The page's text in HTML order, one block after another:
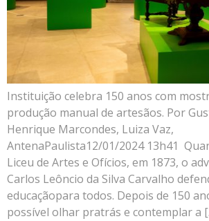
Instituição celebra 150 anos com
produção manual de artesãos. Por
Henrique Marcondes, Luiza Vaz,
AntenaPaulista12/01/2024 13h41
Liceu de Artes e Ofícios, em 1873, o
Carlos Leôncio da Silva Carvalho
educaçãopara todos. Depois de 150
possível olhar pratrás e contemplar a